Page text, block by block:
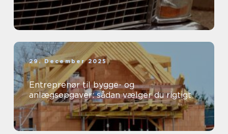
29. December 2025
Entreprenør til bygge- og
anlægsopgaver: sådan vælger du rigtigt